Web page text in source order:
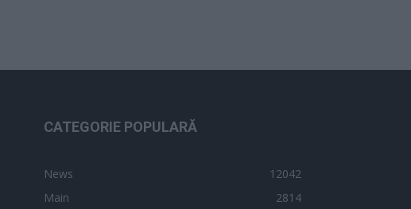
CATEGORIE POPULARĂ
News
12042
Main
2814